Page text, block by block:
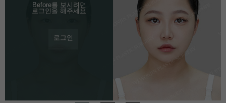
Before를 보시려면
로그인을 해주세요
로그인